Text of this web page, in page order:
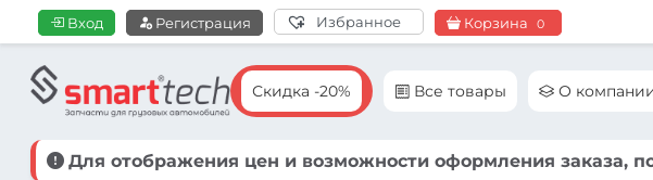
Вход Регистрация Избранное Корзина 0
Скидка -20% Все товары О
Для отображения цен и возможности оформления заказа,